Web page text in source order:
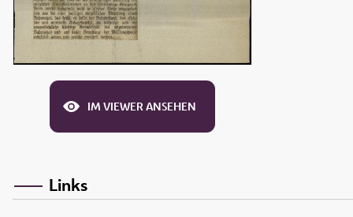
IM VIEWER ANSEHEN
Links